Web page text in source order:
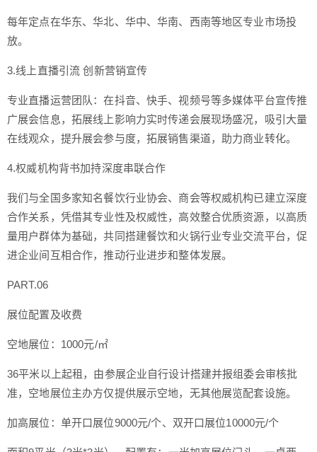
每年定点在华东、华北、华中、华南、西南等地区专业市场投
放。
3.线上直播引流 创新营销宣传
专业直播运营团队：在抖音、快手、视频号等多媒体平台宣传推
广展会信息，拓展线上影响力实时传递会展现场盛况，吸引大量
在线观众，提升展会参与度，拓展销售渠道，助力商业转化。
4.权威机构背书加持深度串联合作
我们与全国多家知名餐饮行业协会、商会等权威机构已建立深度
合作关系，凭借其专业性及权威性，高效整合优质资源，以高质
量用户群体为基础，共同搭建餐饮和火锅行业专业交流平台，促
进企业间互相合作，推动行业进步和整体发展。
PART.06
展位配置及收费
空地展位：1000元/㎡
36平米以上起租，由参展企业自行设计搭建并报组委会审核批
准，空地展位主办方仅提供展示空地，无其他展览配套设施。
加高展位：单开口展位9000元/个、双开口展位10000元/个